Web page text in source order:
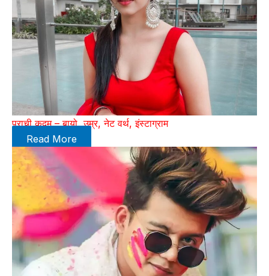
प्राची कदम – बायो, उम्र, नेट वर्थ, इंस्टाग्राम
Read More